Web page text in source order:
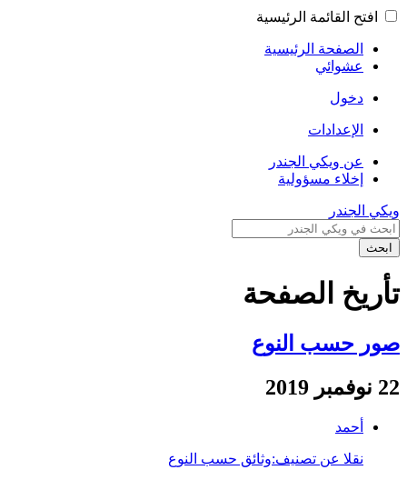
افتح القائمة الرئيسية
الصفحة الرئيسية
عشوائي
دخول
الإعدادات
عن ويكي الجندر
إخلاء مسؤولية
ويكي الجندر
ابحث
تأريخ الصفحة
صور حسب النوع
22 نوفمبر 2019
أحمد
نقلا عن تصنيف:وثائق حسب النوع